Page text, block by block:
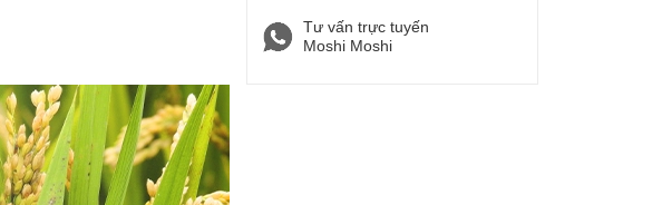
Tư vấn trực tuyến
Moshi Moshi